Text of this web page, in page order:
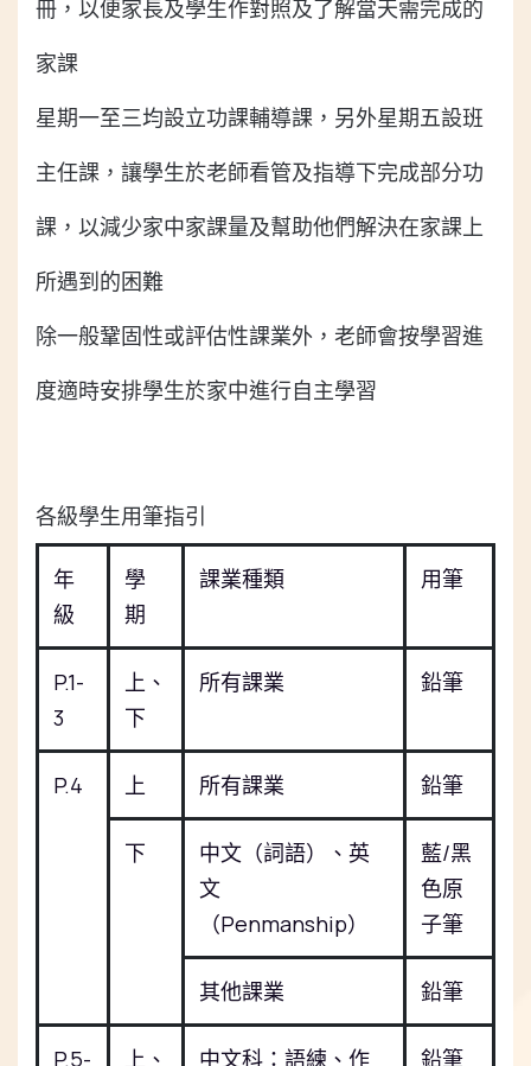
冊，以便家長及學生作對照及了解當天需完成的
家課
星期一至三均設立功課輔導課，另外星期五設班
主任課，讓學生於老師看管及指導下完成部分功
課，以減少家中家課量及幫助他們解決在家課上
所遇到的困難
除一般鞏固性或評估性課業外，老師會按學習進
度適時安排學生於家中進行自主學習
各級學生用筆指引
年
級
學
期
課業種類 用筆
P.1-
3
上、
下
所有課業 鉛筆
P.4 上 所有課業 鉛筆
下
中文（詞語）、英
文
（Penmanship）
藍/黑
色原
子筆
其他課業 鉛筆
P.5-
上、
中文科：語練、作
鉛筆